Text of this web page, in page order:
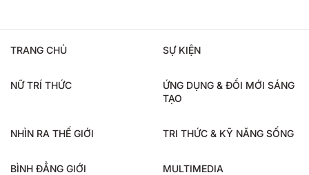
TRANG CHỦ SỰ KIỆN
NỮ TRÍ THỨC
ỨNG DỤNG & ĐỔI MỚI SÁNG
TẠO
NHÌN RA THẾ GIỚI TRI THỨC & KỸ NĂNG SỐNG
BÌNH ĐẲNG GIỚI MULTIMEDIA